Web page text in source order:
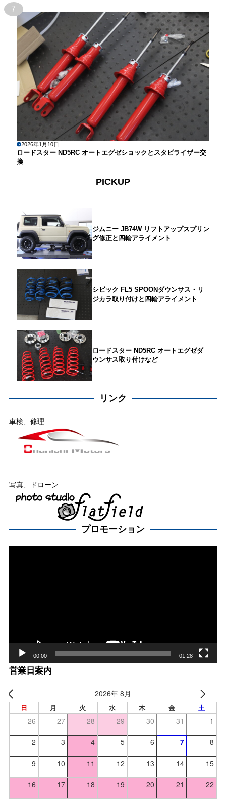
7
2026年1月10日
ロードスター ND5RC オートエグゼショックとスタビライザー交
換
PICKUP
ジムニー JB74W リフトアップスプリン
グ修正と四輪アライメント
シビック FL5 SPOONダウンサス・リ
ジカラ取り付けと四輪アライメント
ロードスター ND5RC オートエグゼダ
ウンサス取り付けなど
リンク
車検、修理
写真、ドローン
プロモーション
00:00 01:28
営業日案内
2026年 8月
日 月 火 水 木 金 土
26 27 28 29 30 31 1
2 3 4 5 6 7 8
9 10 11 12 13 14 15
16 17 18 19 20 21 22